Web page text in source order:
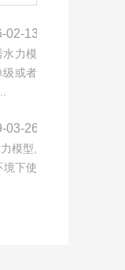
02-13
力模
级或者
03-26
模型,
境下使